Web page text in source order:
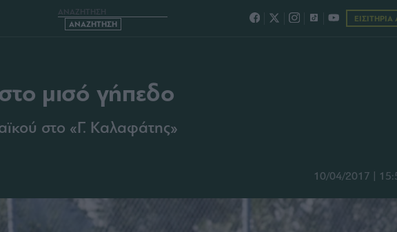
μισό γήπεδο
στο «Γ. Καλαφάτης»
10/04/2017 |